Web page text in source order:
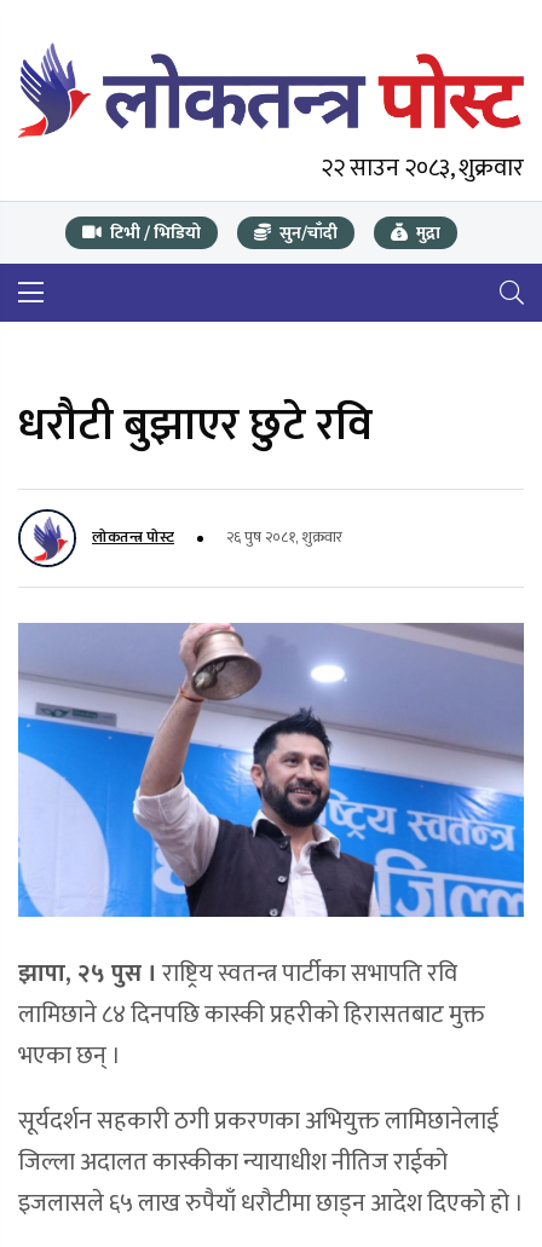
२२ साउन २०८३, शुक्रवार
टिभी / भिडियो सुन/चाँदी मुद्रा
धरौटी बुझाएर छुटे रवि
लोकतन्त्र पोस्ट २६ पुष २०८१, शुक्रवार
झापा, २५ पुस । राष्ट्रिय स्वतन्त्र पार्टीका सभापति रवि
लामिछाने ८४ दिनपछि कास्की प्रहरीको हिरासतबाट मुक्त
भएका छन् ।
सूर्यदर्शन सहकारी ठगी प्रकरणका अभियुक्त लामिछानेलाई
जिल्ला अदालत कास्कीका न्यायाधीश नीतिज राईको
इजलासले ६५ लाख रुपैयाँ धरौटीमा छाड्न आदेश दिएको हो ।